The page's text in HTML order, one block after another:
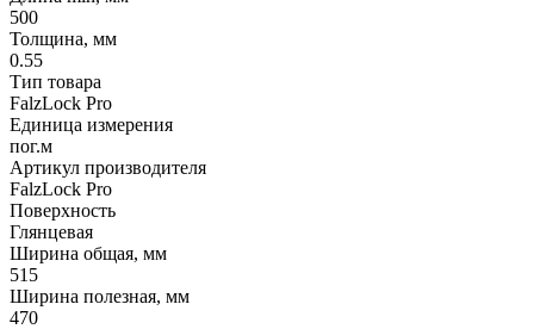
500
Толщина, мм
0.55
Тип товара
FalzLock Pro
Единица измерения
пог.м
Артикул производителя
FalzLock Pro
Поверхность
Глянцевая
Ширина общая, мм
515
Ширина полезная, мм
470